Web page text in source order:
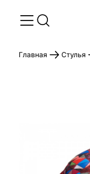
Главная Стулья